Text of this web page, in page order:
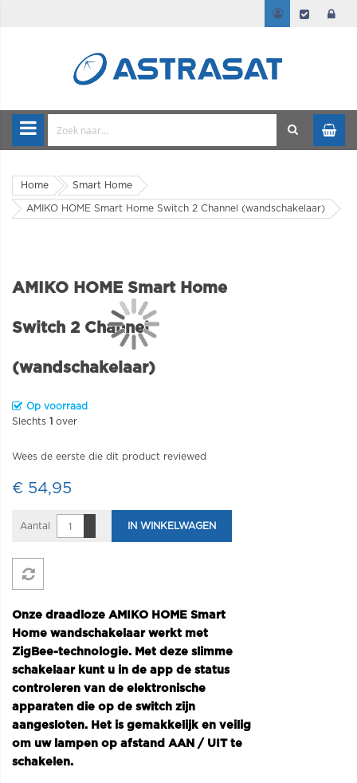
Home Smart Home
AMIKO HOME Smart Home Switch 2 Channel (wandschakelaar)
AMIKO HOME Smart Home
Switch 2 Channel
(wandschakelaar)
Op voorraad
Slechts 1 over
Wees de eerste die dit product reviewed
€ 54,95
Aantal IN WINKELWAGEN
Onze draadloze AMIKO HOME Smart
Home wandschakelaar werkt met
ZigBee-technologie. Met deze slimme
schakelaar kunt u in de app de status
controleren van de elektronische
apparaten die op de switch zijn
aangesloten. Het is gemakkelijk en veilig
om uw lampen op afstand AAN / UIT te
schakelen.